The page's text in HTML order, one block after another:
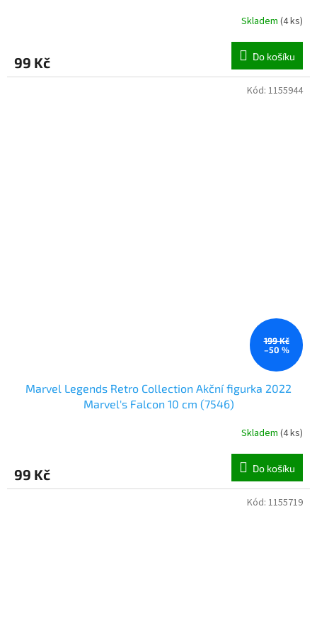
Skladem (4 ks)
99 Kč Do košíku
199 Kč
–50 %
Marvel Legends Retro Collection Akční figurka 2022
Marvel's Falcon 10 cm (7546)
Skladem (4 ks)
99 Kč Do košíku
Kód: 1155944
Kód: 1155719